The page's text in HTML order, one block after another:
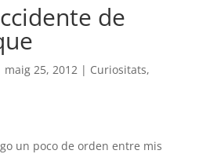
de
maig 25, 2012| Curiositats,
un poco de orden entre mis